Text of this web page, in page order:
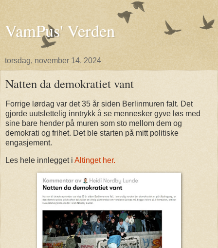
VamPus' Verden
torsdag, november 14, 2024
Natten da demokratiet vant
Forrige lørdag var det 35 år siden Berlinmuren falt. Det
gjorde uutslettelig inntrykk å se mennesker gyve løs med
sine bare hender på muren som sto mellom dem og
demokrati og frihet. Det ble starten på mitt politiske
engasjement.
Les hele innlegget i Altinget her.